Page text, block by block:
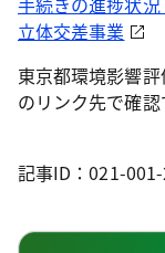
立体交差事業
東京都環境影響
のリンク先で確認
記事ID：021-